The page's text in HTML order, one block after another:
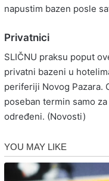
napustim bazen posle
Privatnici
SLIČNU praksu poput
privatni bazeni u
periferiji Novog Pazara.
poseban termin samo
određeni. (Novosti)